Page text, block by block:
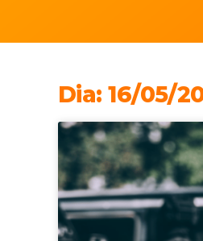
Dia: 16/05/